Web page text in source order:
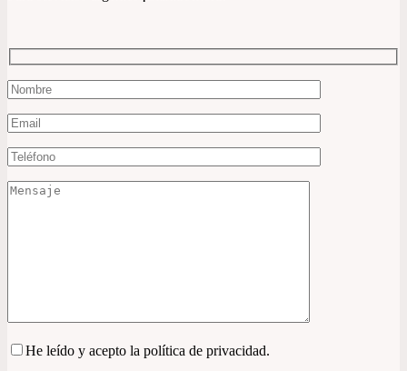
He leído y acepto la política de privacidad.